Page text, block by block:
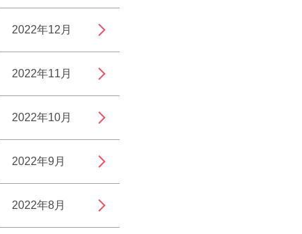
2022年12月
2022年11月
2022年10月
2022年9月
2022年8月